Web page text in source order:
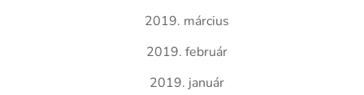
2019. március
2019. február
2019. január